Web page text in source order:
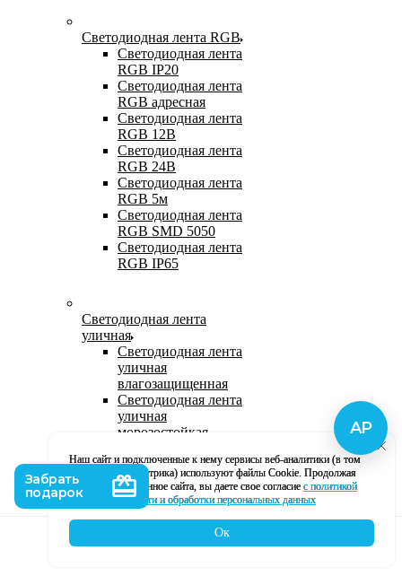
Светодиодная лента RGB
Светодиодная лента
RGB IP20
Светодиодная лента
RGB адресная
Светодиодная лента
RGB 12В
Светодиодная лента
RGB 24В
Светодиодная лента
RGB 5м
Светодиодная лента
RGB SMD 5050
Светодиодная лента
RGB IP65
Светодиодная лента
уличная
Светодиодная лента
уличная
влагозащищенная
Светодиодная лента
уличная
морозостойкая
светодиодная лента
220В
Светодиодная лента
уличная в силиконе
Наш сайт и подключенные к нему сервисы веб-аналитики (в том
числе, Яндекс Метрика) используют файлы Cookie. Продолжая
использование данное сайта, вы даете свое согласие с политикой
кофиденциальности и обработки персональных данных
Ок